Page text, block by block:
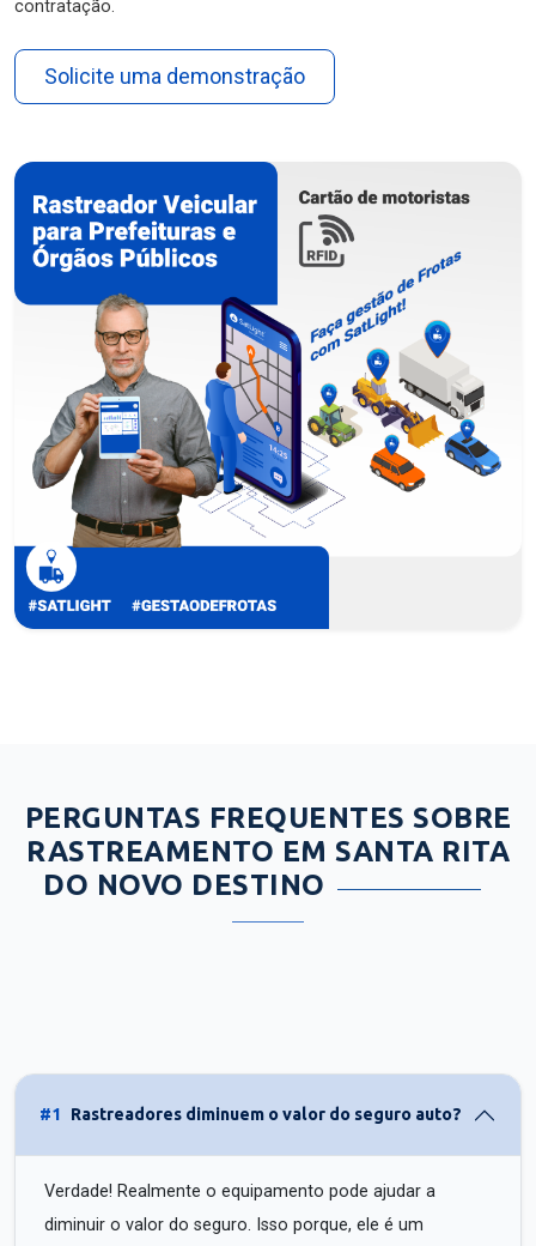
contratação.
Solicite uma demonstração
PERGUNTAS FREQUENTES SOBRE
RASTREAMENTO EM SANTA RITA
DO NOVO DESTINO
#1 Rastreadores diminuem o valor do seguro auto?
Verdade! Realmente o equipamento pode ajudar a
diminuir o valor do seguro. Isso porque, ele é um